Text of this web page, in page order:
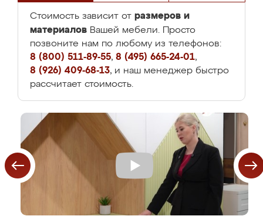
Стоимость зависит от размеров и
материалов Вашей мебели. Просто
позвоните нам по любому из телефонов:
8 (800) 511-89-55, 8 (495) 665-24-01,
8 (926) 409-68-13, и наш менеджер быстро
рассчитает стоимость.